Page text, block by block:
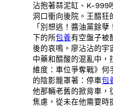
沾抱著蒜泥缸、K-999
洞口衝向後院。王醋狂
「別想逃！醬油黨餘
下的所包養有空盤子被
後的哀鳴。廖沾沾的宇
中藥和醋酸的混亂中，
維度：車位爭奪戰》何
的陰影籠罩著：停車包
他那輛老舊的掀背車，
焦慮，從未在他需要時